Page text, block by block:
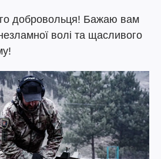
добровольця! Бажаю вам
волі та щасливого